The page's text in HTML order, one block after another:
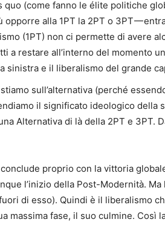
(come fanno le élite politiche
alla 1PT la 2PT o 3PT —
(1PT) non ci permette di avere
a restare all’interno del momento
e il liberalismo del grande
sull’alternativa (perché
il significato ideologico
Alternativa di là della 2PT e 3PT.
proprio con la vittoria
l’inizio della Post-Modernità.
di esso). Quindi è il liberalismo
massima fase, il suo culmine.